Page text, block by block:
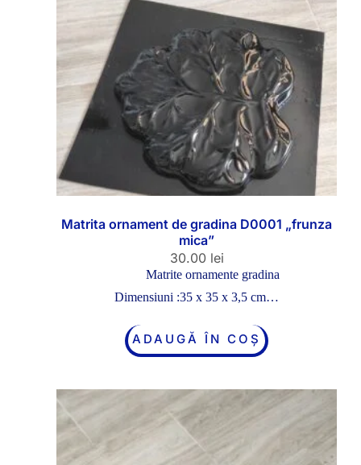
Matrita ornament de gradina D0001 „frunza
mica”
30.00 lei
Matrite ornamente gradina
Dimensiuni :35 x 35 x 3,5 cm…
ADAUGĂ ÎN COȘ